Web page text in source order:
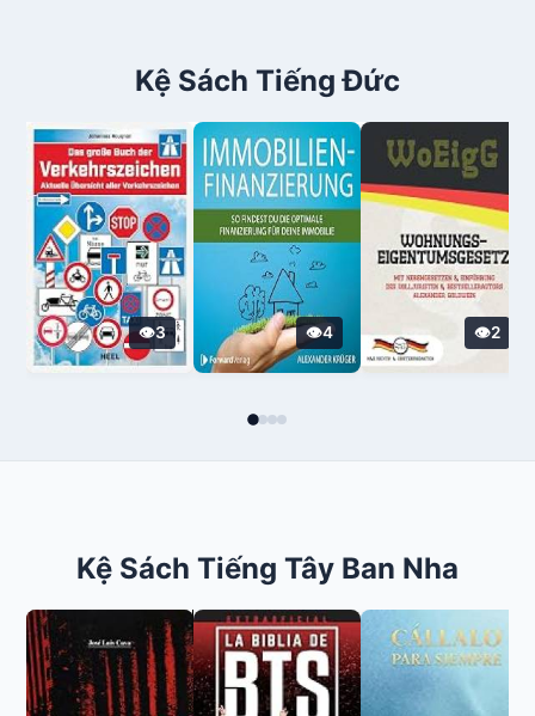
Kệ Sách Tiếng Đức
3 4 2
Kệ Sách Tiếng Tây Ban Nha